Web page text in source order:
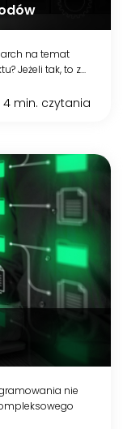
na temat
Jeżeli tak, to z...
4 min. czytania
nie